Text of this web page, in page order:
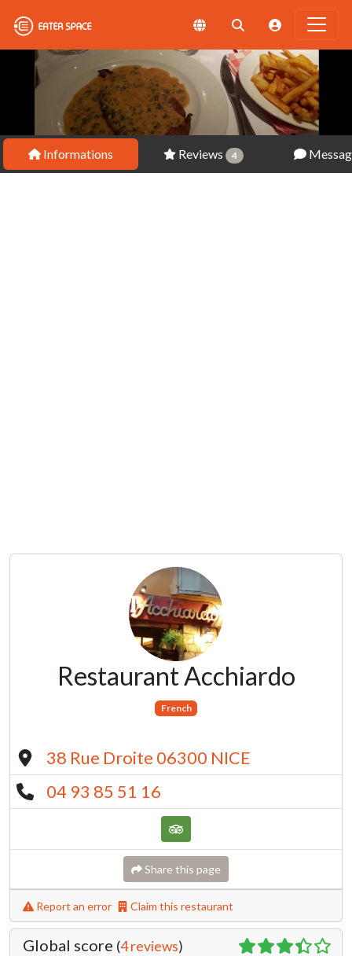
Informations Reviews 4
Restaurant Acchiardo
French
38 Rue Droite 06300 NICE
04 93 85 51 16
Share this page
Report an error Claim this restaurant
Global score (4 reviews)